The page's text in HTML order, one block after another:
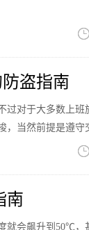
盗指南
过对于大多数上班
当然前提是遵守
南
就会飙升到50℃，